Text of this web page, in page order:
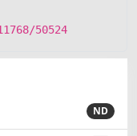
50524
ND